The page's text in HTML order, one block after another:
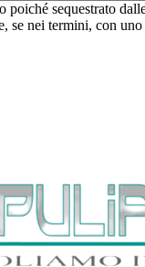
sequestrato
se nei termini, con uno